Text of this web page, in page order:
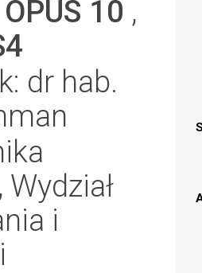
OPUS 10 ,
dr hab.
i